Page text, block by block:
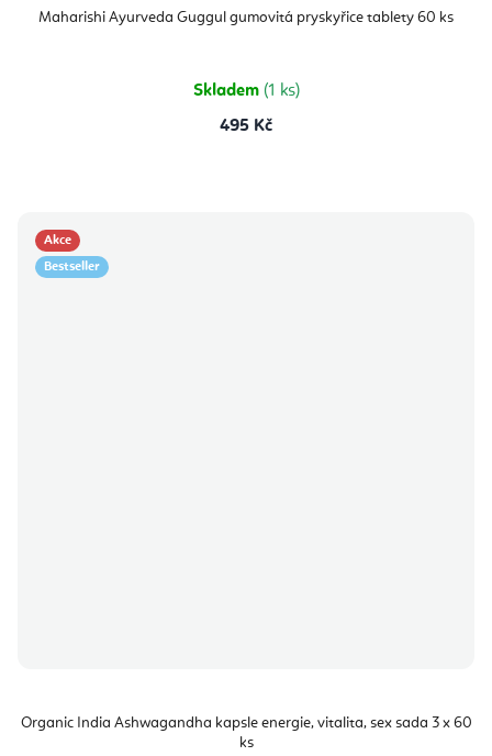
Maharishi Ayurveda Guggul gumovitá pryskyřice tablety 60 ks
produktu
je
Skladem (1 ks)
495 Kč
Akce
Bestseller
Organic India Ashwagandha kapsle energie, vitalita, sex sada 3 x 60
ks